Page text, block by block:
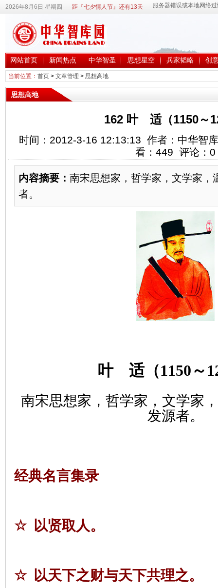
2026年8月6日 星期四 距『七夕情人节』还有13天
网站首页 新闻热点 中华智圣 思想星空 兵家韬略 创
当前位置： 首页> 文章管理 > 思想高地
思想高地
162 叶 适（1150～
时间：2012-3-16 12:13:13 作者：中华智
看： 449 评论： 0
内容摘要： 南宋思想家，哲学家，文学家，
者。
叶 适（1150 ～
南宋思想家，哲学家，文学家，
发源者。
经典名言集录
☆ 以贤取人。
☆ 以天下之财与天下共理之。